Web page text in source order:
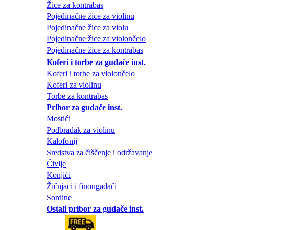
Žice za kontrabas
Pojedinačne žice za violinu
Pojedinačne žice za violu
Pojedinačne žice za violončelo
Pojedinačne žice za kontrabas
Koferi i torbe za gudače inst.
Koferi i torbe za violončelo
Koferi za violinu
Torbe za kontrabas
Pribor za gudače inst.
Mostići
Podbradak za violinu
Kalofonij
Sredstva za čiščenje i održavanje
Čivije
Konjići
Žičnjaci i finougađači
Sordine
Ostali pribor za gudače inst.